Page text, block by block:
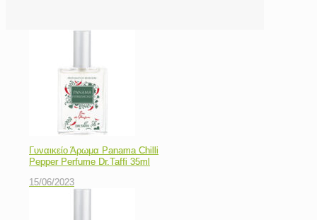
Γυναικείο Άρωμα Panama Chilli
Pepper Perfume Dr.Taffi 35ml
15/06/2023